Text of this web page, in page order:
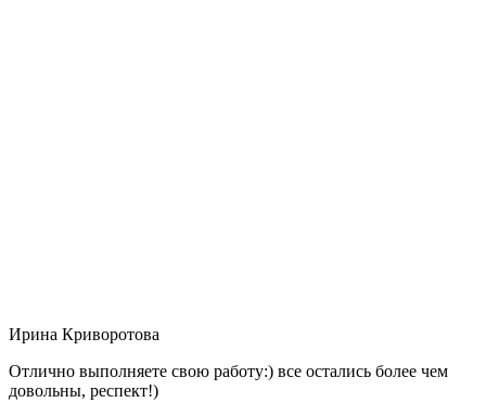
Ирина Криворотова
Отлично выполняете свою работу:) все остались более чем
довольны, респект!)